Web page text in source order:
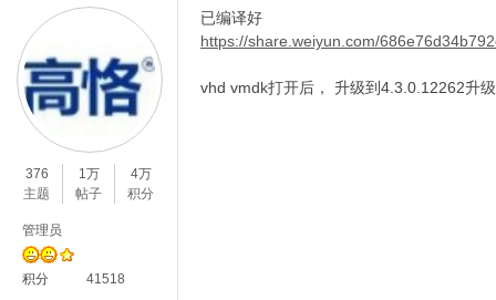
376
主题
1万
帖子
4万
积分
管理员
积分 41518
已编译好
https://share.weiyun.com/
vhd vmdk打开后， 升级到4.3.0.12262升